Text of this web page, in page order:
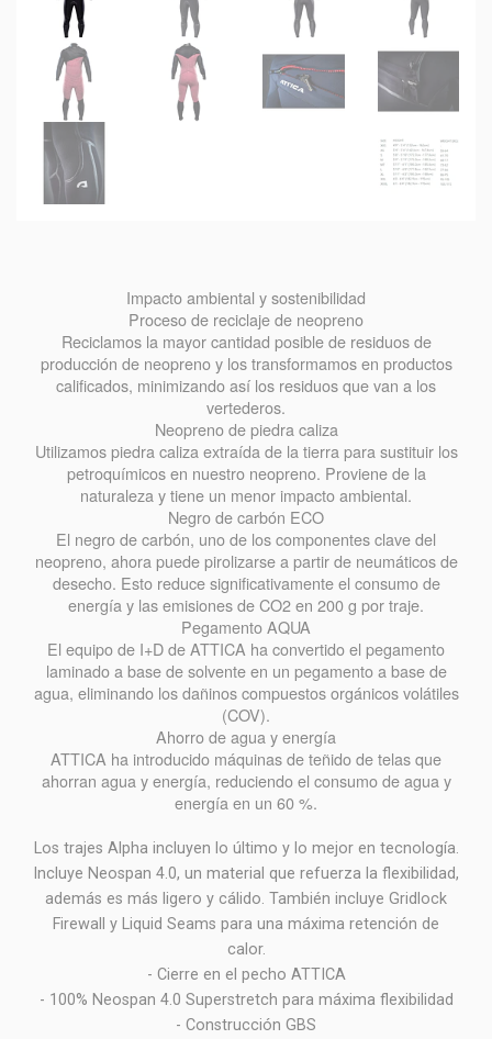
Impacto ambiental y sostenibilidad
Proceso de reciclaje de neopreno
Reciclamos la mayor cantidad posible de residuos de
producción de neopreno y los transformamos en productos
calificados, minimizando así los residuos que van a los
vertederos.
Neopreno de piedra caliza
Utilizamos piedra caliza extraída de la tierra para sustituir los
petroquímicos en nuestro neopreno. Proviene de la
naturaleza y tiene un menor impacto ambiental.
Negro de carbón ECO
El negro de carbón, uno de los componentes clave del
neopreno, ahora puede pirolizarse a partir de neumáticos de
desecho. Esto reduce significativamente el consumo de
energía y las emisiones de CO2 en 200 g por traje.
Pegamento AQUA
El equipo de I+D de ATTICA ha convertido el pegamento
laminado a base de solvente en un pegamento a base de
agua, eliminando los dañinos compuestos orgánicos volátiles
(COV).
Ahorro de agua y energía
ATTICA ha introducido máquinas de teñido de telas que
ahorran agua y energía, reduciendo el consumo de agua y
energía en un 60 %.
Los trajes Alpha incluyen lo último y lo mejor en tecnología.
Incluye Neospan 4.0, un material que refuerza la flexibilidad,
además es más ligero y cálido. También incluye Gridlock
Firewall y Liquid Seams para una máxima retención de
calor.
- Cierre en el pecho ATTICA
- 100% Neospan 4.0 Superstretch para máxima flexibilidad
- Construcción GBS